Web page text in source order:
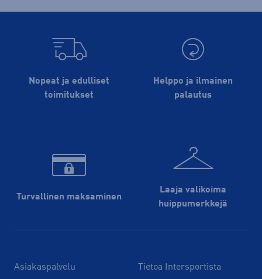
Nopeat ja edulliset
toimitukset
Helppo ja ilmainen
palautus
Turvallinen maksaminen
Laaja valikoima
huippu­merkkejä
Asiakaspalvelu
Tietoa Intersportista